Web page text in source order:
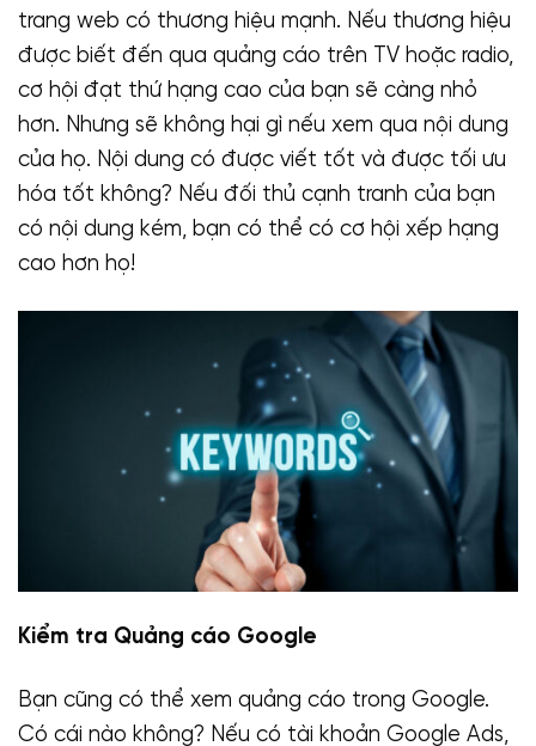
trang web có thương hiệu mạnh. Nếu thương hiệu
được biết đến qua quảng cáo trên TV hoặc radio,
cơ hội đạt thứ hạng cao của bạn sẽ càng nhỏ
hơn. Nhưng sẽ không hại gì nếu xem qua nội dung
của họ. Nội dung có được viết tốt và được tối ưu
hóa tốt không? Nếu đối thủ cạnh tranh của bạn
có nội dung kém, bạn có thể có cơ hội xếp hạng
cao hơn họ!
Kiểm tra Quảng cáo Google
Bạn cũng có thể xem quảng cáo trong Google.
Có cái nào không? Nếu có tài khoản Google Ads,